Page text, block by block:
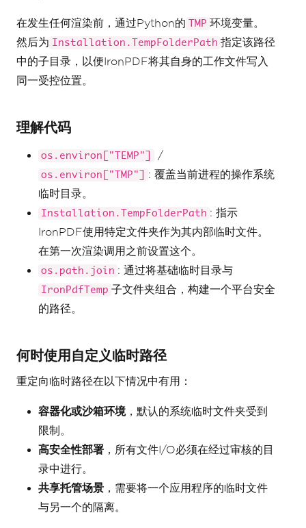
在发生任何渲染前，通过Python的 TMP 环境变量。
然后为
Installation.TempFolderPath 指定该路径
中的子目录，以便IronPDF将其自身的工作文件写入
同一受控位置。
理解代码
os.environ["TEMP"] /
os.environ["TMP"]
: 覆盖当前进程的操作系统
临时目录。
Installation.TempFolderPath : 指示
IronPDF使用特定文件夹作为其内部临时文件。
在第一次渲染调用之前设置这个。
os.path.join : 通过将基础临时目录与
IronPdfTemp 子文件夹组合，构建一个平台安全
的路径。
何时使用自定义临时路径
重定向临时路径在以下情况中有用：
容器化或沙箱环境，默认的系统临时文件夹受到
限制。
高安全性部署 ，所有文件I/O必须在经过审核的目
录中进行。
共享托管场景 ，需要将一个应用程序的临时文件
与另一个的隔离。